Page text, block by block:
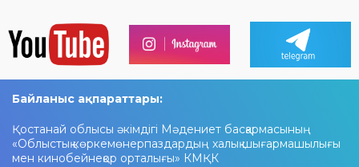
Байланыс ақпараттары:
Қостанай облысы әкімдігі Мәдениет басқармасының
«Облыстық көркемөнерпаздардың халық шығармашылығы
мен кинобейнеқор орталығы» КМҚК